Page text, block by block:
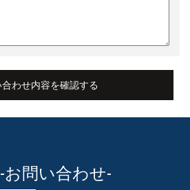
-お問い合わせ-